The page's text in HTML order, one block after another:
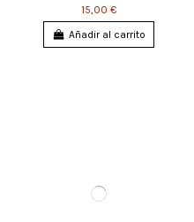
15,00 €
Añadir al carrito